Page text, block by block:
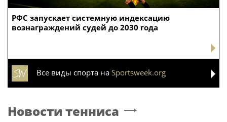
РФС запускает системную индексацию
вознаграждений судей до 2030 года
Все виды спорта на Sportsweek.org
Новости тенниса